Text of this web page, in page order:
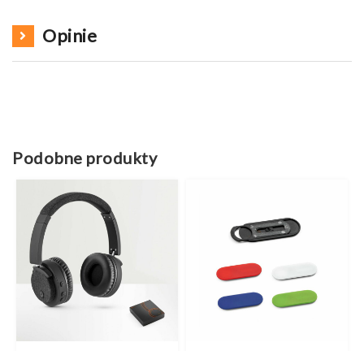
Opinie
Podobne produkty